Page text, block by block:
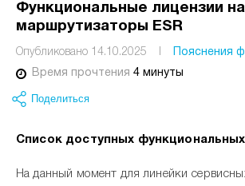
Функциональные лицензии
маршрутизаторы ESR
Опубликовано 14.10.2025
Пояснения
Время прочтения 4 минуты
Поделиться
Список доступных
На данный момент для линейки